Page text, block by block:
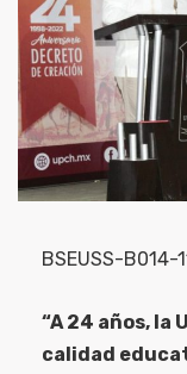
BSEUSS-B014-
“A 24 años, la
calidad